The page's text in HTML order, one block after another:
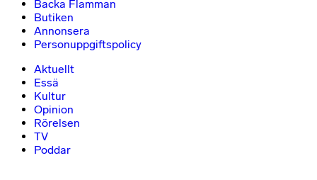
Backa Flamman
Butiken
Annonsera
Personuppgiftspolicy
Aktuellt
Essä
Kultur
Opinion
Rörelsen
TV
Poddar